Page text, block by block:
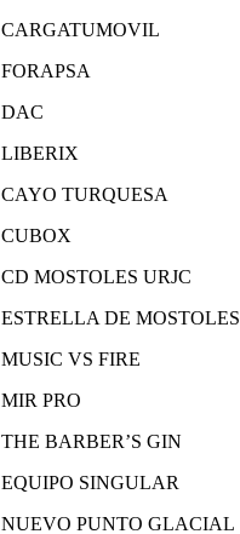
CARGATUMOVIL
FORAPSA
DAC
LIBERIX
CAYO TURQUESA
CUBOX
CD MOSTOLES URJC
ESTRELLA DE MOSTOLES
MUSIC VS FIRE
MIR PRO
THE BARBER’S GIN
EQUIPO SINGULAR
NUEVO PUNTO GLACIAL